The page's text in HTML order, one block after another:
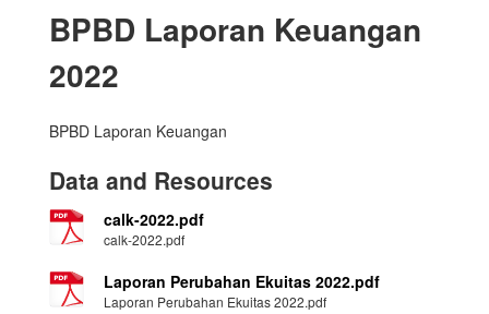
BPBD Laporan Keuangan
2022
BPBD Laporan Keuangan
Data and Resources
calk-2022.pdf
calk-2022.pdf
Laporan Perubahan Ekuitas 2022.pdf
Laporan Perubahan Ekuitas 2022.pdf